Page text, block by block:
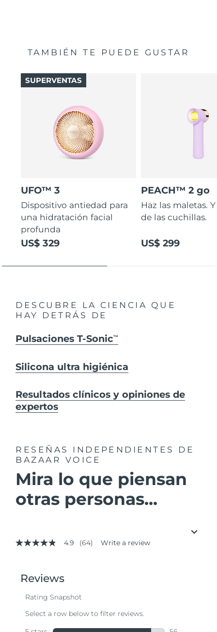
TAMBIÉN TE PUEDE GUSTAR
UFO™ 3
Dispositivo antiedad para
una hidratación facial
profunda
US$ 329
SUPERVENTAS
PEACH™ 2 go
Haz las maletas.
de las cuchillas.
US$ 299
DESCUBRE LA CIENCIA QUE
HAY DETRÁS DE
Pulsaciones T-SonicTM
Silicona ultra higiénica
Resultados clínicos y opiniones de
expertos
RESEÑAS INDEPENDIENTES
DE
BAZAAR VOICE
Mira lo que piensan
otras personas...
4.9
stars,
average
value.
4.9 (64) Write a review